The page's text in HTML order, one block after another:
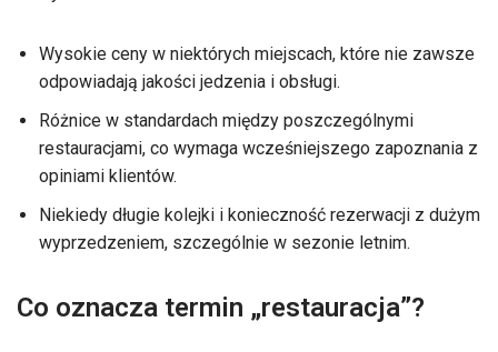
Wysokie ceny w niektórych miejscach, które nie zawsze
odpowiadają jakości jedzenia i obsługi.
Różnice w standardach między poszczególnymi
restauracjami, co wymaga wcześniejszego zapoznania z
opiniami klientów.
Niekiedy długie kolejki i konieczność rezerwacji z dużym
wyprzedzeniem, szczególnie w sezonie letnim.
Co oznacza termin „restauracja”?